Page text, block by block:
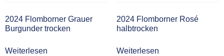
2024 Flomborner Grauer
Burgunder trocken
Weiterlesen
2024 Flomborner Rosé
halbtrocken
Weiterlesen